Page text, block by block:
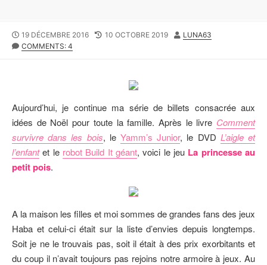
P
U
H
E
D
D
A
T
E
19 DÉCEMBRE 2016
L
I
F
E
D
10 OCTOBRE 2019
A
LUNA63
COMMENTS: 4
Aujourd’hui, je continue ma série de billets consacrée aux
idées de Noël pour toute la famille. Après le livre Comment
survivre dans les bois, leYamm’s Junior, le DVD L’aigle et
l’enfantet le robot Build It géant, voici le jeu La princesse au
petit pois.
A la maison les filles et moi sommes de grandes fans des jeux
Haba et celui-ci était sur la liste d’envies depuis longtemps.
Soit je ne le trouvais pas, soit il était à des prix exorbitants et
du coup il n’avait toujours pas rejoins notre armoire à jeux. Au